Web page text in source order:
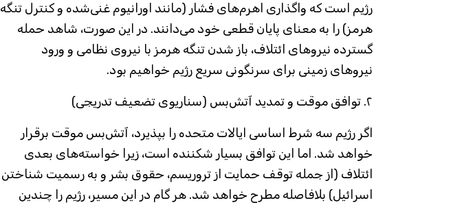
رژیم است که واگذاری اهرم‌های فشار (مانند اورانیوم غنی‌شده و کنترل تنگه
هرمز) را به معنای پایان قطعی خود می‌دانند. در این صورت، شاهد حمله
گسترده نیروهای ائتلاف، باز شدن تنگه هرمز با نیروی نظامی و ورود
نیروهای زمینی برای سرنگونی سریع رژیم خواهیم بود.
۲. توافق موقت و تمدید آتش‌بس (سناریوی تضعیف تدریجی)
اگر رژیم سه شرط اساسی ایالات متحده را بپذیرد، آتش‌بس موقت برقرار
خواهد شد. اما این توافق بسیار شکننده است، زیرا خواسته‌های بعدی
ائتلاف (از جمله توقف حمایت از تروریسم، حقوق بشر و به رسمیت شناختن
اسرائیل) بلافاصله مطرح خواهد شد. هر گام در این مسیر، رژیم را چندین